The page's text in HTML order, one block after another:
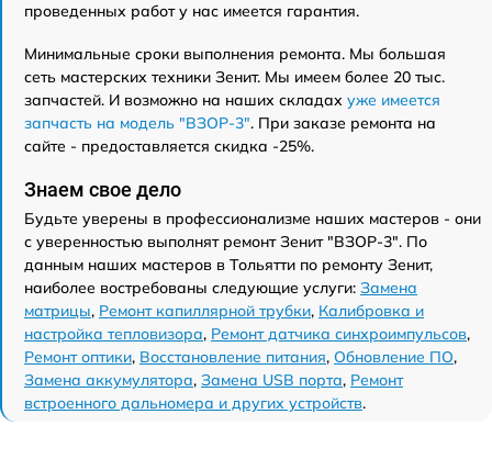
проведенных работ у нас имеется гарантия.
Минимальные сроки выполнения ремонта. Мы большая
сеть мастерских техники Зенит. Мы имеем более 20 тыс.
запчастей. И возможно на наших складах уже имеется
запчасть на модель "ВЗОР-3". При заказе ремонта на
сайте - предоставляется скидка -25%.
Знаем свое дело
Будьте уверены в профессионализме наших мастеров - они
с уверенностью выполнят ремонт Зенит "ВЗОР-3". По
данным наших мастеров в Тольятти по ремонту Зенит,
наиболее востребованы следующие услуги: Замена
матрицы, Ремонт капиллярной трубки, Калибровка и
настройка тепловизора, Ремонт датчика синхроимпульсов,
Ремонт оптики, Восстановление питания, Обновление ПО,
Замена аккумулятора, Замена USB порта, Ремонт
встроенного дальномера и других устройств.